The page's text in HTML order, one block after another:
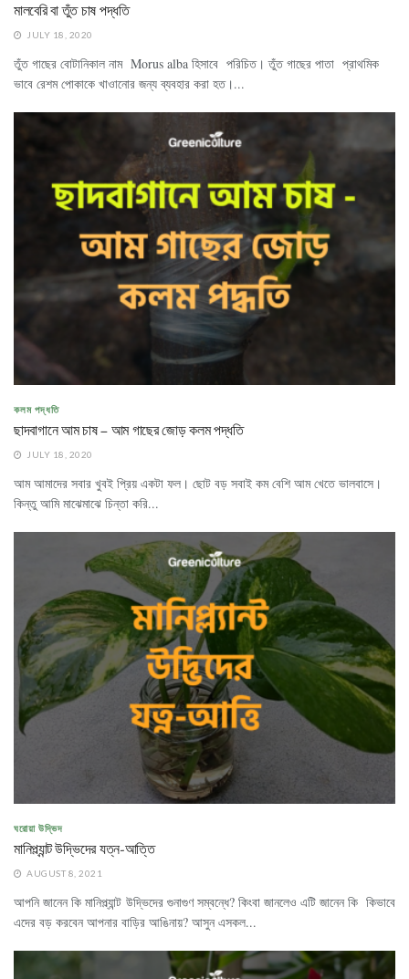
মালবেরি বা তুঁত চাষ পদ্ধতি
JULY 18, 2020
তুঁত গাছের বোটানিকাল নাম Morus alba হিসাবে পরিচিত। তুঁত গাছের পাতা প্রাথমিক
ভাবে রেশম পোকাকে খাওানোর জন্য ব্যবহার করা হত।...
কলম পদ্ধতি
ছাদবাগানে আম চাষ – আম গাছের জোড় কলম পদ্ধতি
JULY 18, 2020
আম আমাদের সবার খুবই প্রিয় একটা ফল। ছোট বড় সবাই কম বেশি আম খেতে ভালবাসে।
কিন্তু আমি মাঝেমাঝে চিন্তা করি...
ঘরোয়া উদ্ভিদ
মানিপ্ল্যান্ট উদ্ভিদের যত্ন-আত্তি
AUGUST 8, 2021
আপনি জানেন কি মানিপ্ল্যান্ট উদ্ভিদের গুনাগুণ সম্বন্ধে? কিংবা জানলেও এটি জানেন কি কিভাবে
এদের বড় করবেন আপনার বাড়ির আঙিনায়? আসুন এসকল...